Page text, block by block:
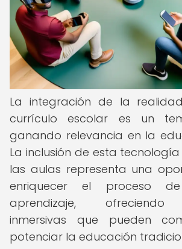
La integración de la
currículo escolar es un
ganando relevancia en la
La inclusión de esta
las aulas representa una
enriquecer el proceso de
aprendizaje, ofreciendo
inmersivas que pueden
potenciar la educación